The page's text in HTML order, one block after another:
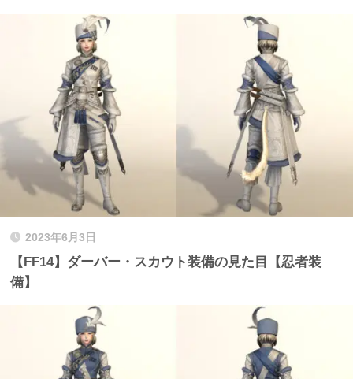
2023年6月3日
【FF14】ダーバー・スカウト装備の見た目【忍者装
備】